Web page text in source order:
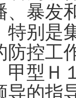
、暴发
特别是
防控工
甲型
导的指